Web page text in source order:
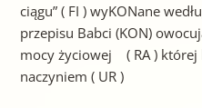
ciągu” ( FI ) wyKONane
przepisu Babci (KON)
mocy życiowej ( RA ) której
naczyniem ( UR )